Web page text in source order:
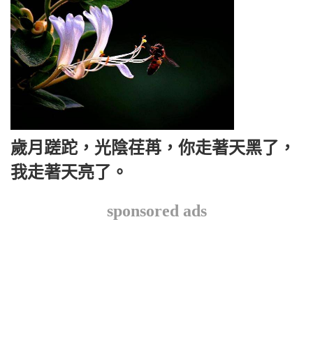
歲月蹉跎，光陰荏苒，你走著天黑了，
我走著天亮了。
sponsored ads